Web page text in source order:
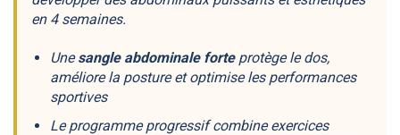
en 4 semaines.
Unesangle abdominale forteprotège le dos,
améliore la posture et optimise les performances
sportives
Le programme progressif combineexercices